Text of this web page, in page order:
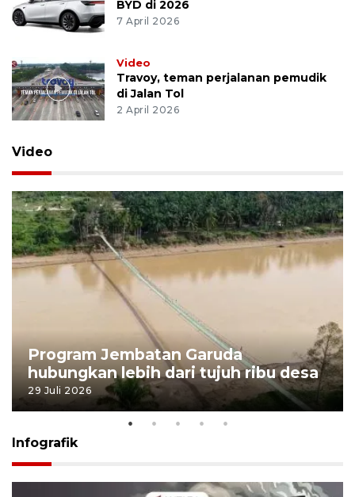
BYD di 2026
7 April 2026
Video
Travoy, teman perjalanan pemudik
di Jalan Tol
2 April 2026
Video
Program Jembatan Garuda
hubungkan lebih dari tujuh ribu desa
29 Juli 2026
Infografik